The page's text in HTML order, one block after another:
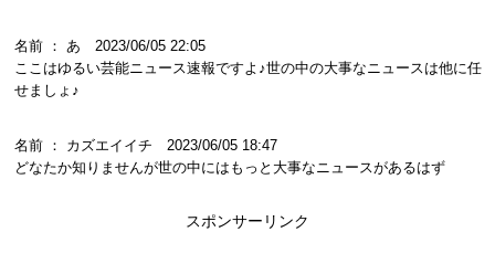
名前 ： あ 2023/06/05 22:05
ここはゆるい芸能ニュース速報ですよ♪世の中の大事なニュースは他に任
せましょ♪
名前 ： カズエイイチ 2023/06/05 18:47
どなたか知りませんが世の中にはもっと大事なニュースがあるはず
スポンサーリンク